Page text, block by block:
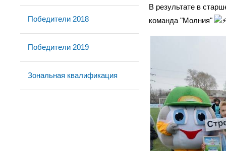
Победители 2018
Победители 2019
Зональная квалификация
В результате в
команда "Молния"